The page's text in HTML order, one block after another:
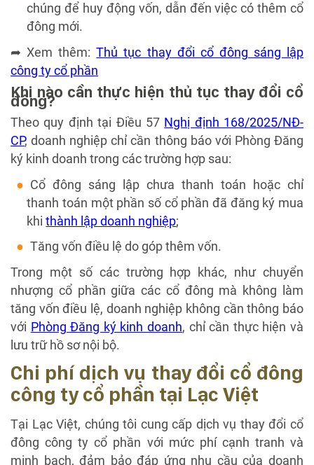
chúng để huy động vốn, dẫn đến việc có thêm cổ
đông mới.
➦ Xem thêm:Thủ tục thay đổi cổ đông sáng lập
công ty cổ phần
Khi nào cần thực hiện thủ tục thay đổi cổ
đông?
Theo quy định tại Điều 57 Nghị định 168/2025/NĐ-
CP, doanh nghiệp chỉ cần thông báo với Phòng Đăng
ký kinh doanh trong các trường hợp sau:
Cổ đông sáng lập chưa thanh toán hoặc chỉ
thanh toán một phần số cổ phần đã đăng ký mua
khithành lập doanh nghiệp;
Tăng vốn điều lệ do góp thêm vốn.
Trong một số các trường hợp khác, như chuyển
nhượng cổ phần giữa các cổ đông mà không làm
tăng vốn điều lệ, doanh nghiệp không cần thông báo
với Phòng Đăng ký kinh doanh, chỉ cần thực hiện và
lưu trữ hồ sơ nội bộ.
Chi phí dịch vụ thay đổi cổ đông
công ty cổ phần tại Lạc Việt
Tại Lạc Việt, chúng tôi cung cấp dịch vụ thay đổi cổ
đông công ty cổ phần với mức phí cạnh tranh và
minh bạch, đảm bảo đáp ứng nhu cầu của doanh